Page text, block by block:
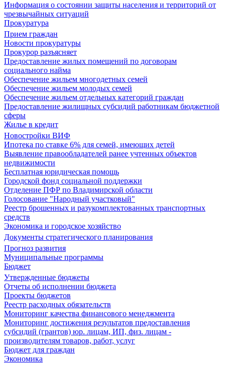
Информация о состоянии защиты населения и территорий от
чрезвычайных ситуаций
Прокуратура
Прием граждан
Новости прокуратуры
Прокурор разъясняет
Предоставление жилых помещений по договорам
социального найма
Обеспечение жильем многодетных семей
Обеспечение жильем молодых семей
Обеспечение жильем отдельных категорий граждан
Предоставление жилищных субсидий работникам бюджетной
сферы
Жилье в кредит
Новостройки ВИФ
Ипотека по ставке 6% для семей, имеющих детей
Выявление правообладателей ранее учтенных объектов
недвижимости
Бесплатная юридическая помощь
Городской фонд социальной поддержки
Отделение ПФР по Владимирской области
Голосование "Народный участковый"
Реестр брошенных и разукомплектованных транспортных
средств
Экономика и городское хозяйство
Документы стратегического планирования
Прогноз развития
Муниципальные программы
Бюджет
Утвержденные бюджеты
Отчеты об исполнении бюджета
Проекты бюджетов
Реестр расходных обязательств
Мониторинг качества финансового менеджмента
Мониторинг достижения результатов предоставления
субсидий (грантов) юр. лицам, ИП, физ. лицам -
производителям товаров, работ, услуг
Бюджет для граждан
Экономика